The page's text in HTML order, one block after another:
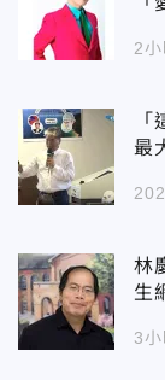
2小
最
林
生
3小